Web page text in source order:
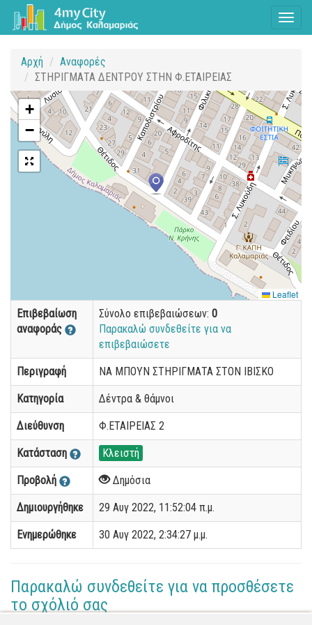
Αρχή
Αναφορές
ΣΤΗΡΙΓΜΑΤΑ ΔΕΝΤΡΟΥ ΣΤΗΝ Φ.ΕΤΑΙΡΕΙΑΣ
+
−
Leaflet
Επιβεβαίωση
αναφοράς
Σύνολο επιβεβαιώσεων: 0
Παρακαλώ συνδεθείτε για να
επιβεβαιώσετε
Περιγραφή ΝΑ ΜΠΟΥΝ ΣΤΗΡΙΓΜΑΤΑ ΣΤΟΝ ΙΒΙΣΚΟ
Κατηγορία Δέντρα & θάμνοι
Διεύθυνση Φ.ΕΤΑΙΡΕΙΑΣ 2
Κατάσταση Κλειστή
Προβολή Δημόσια
Δημιουργήθηκε 29 Αυγ 2022, 11:52:04 π.μ.
Ενημερώθηκε 30 Αυγ 2022, 2:34:27 μ.μ.
Παρακαλώ συνδεθείτε για να προσθέσετε
το σχόλιό σας